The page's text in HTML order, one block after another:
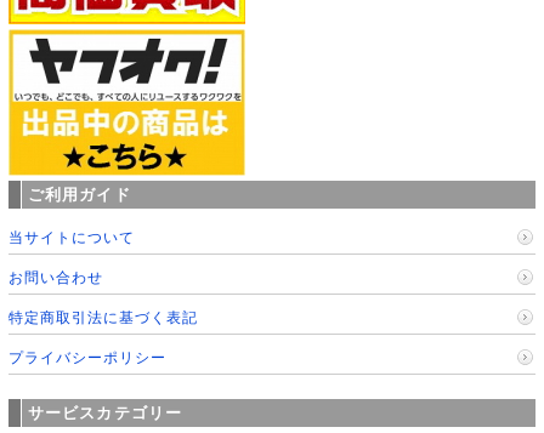
ご利用ガイド
当サイトについて
お問い合わせ
特定商取引法に基づく表記
プライバシーポリシー
サービスカテゴリー